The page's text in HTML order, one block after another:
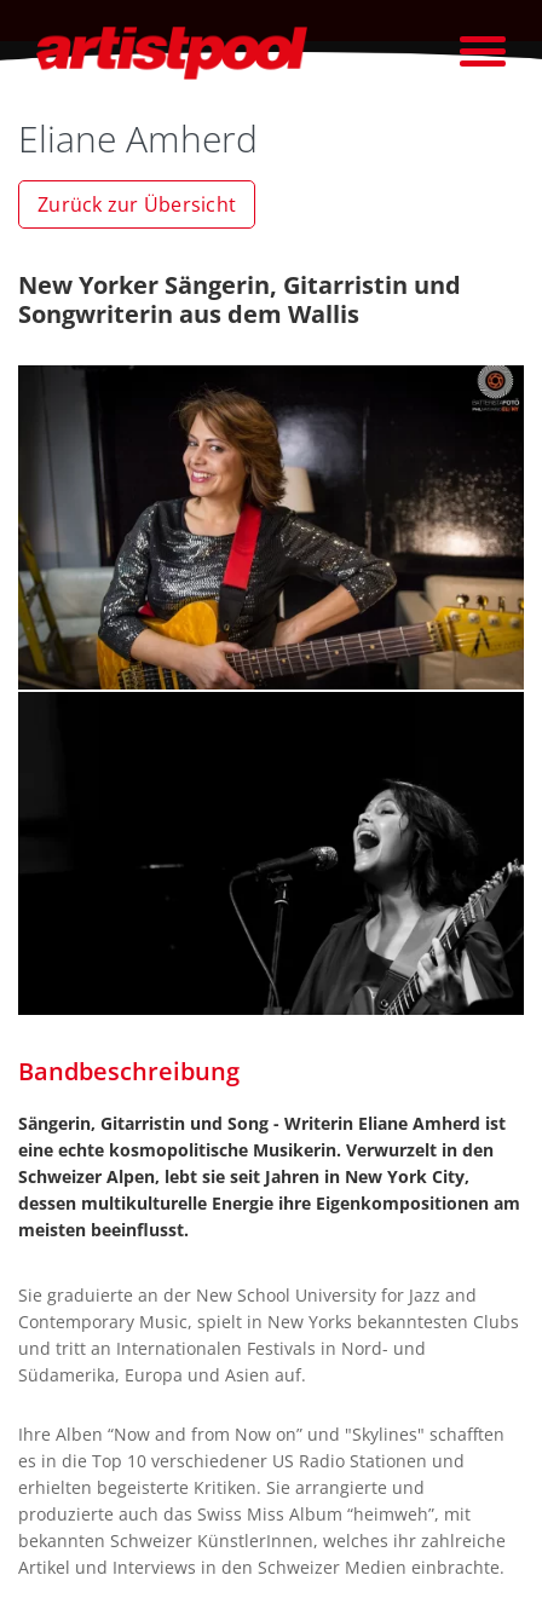
Eliane Amherd
Zurück zur Übersicht
New Yorker Sängerin, Gitarristin und
Songwriterin aus dem Wallis
Bandbeschreibung
Sängerin, Gitarristin und Song - Writerin Eliane Amherd ist
eine echte kosmopolitische Musikerin. Verwurzelt in den
Schweizer Alpen, lebt sie seit Jahren in New York City,
dessen multikulturelle Energie ihre Eigenkompositionen am
meisten beeinflusst.
Sie graduierte an der New School University for Jazz and
Contemporary Music, spielt in New Yorks bekanntesten Clubs
und tritt an Internationalen Festivals in Nord- und
Südamerika, Europa und Asien auf.
Ihre Alben “Now and from Now on” und "Skylines" schafften
es in die Top 10 verschiedener US Radio Stationen und
erhielten begeisterte Kritiken. Sie arrangierte und
produzierte auch das Swiss Miss Album “heimweh”, mit
bekannten Schweizer KünstlerInnen, welches ihr zahlreiche
Artikel und Interviews in den Schweizer Medien einbrachte.